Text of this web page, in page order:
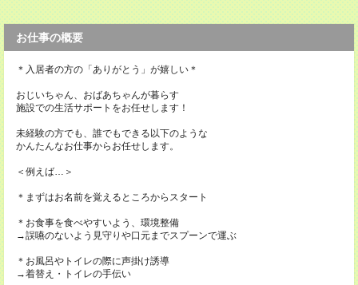
お仕事の概要
＊入居者の方の「ありがとう」が嬉しい＊
おじいちゃん、おばあちゃんが暮らす
施設での生活サポートをお任せします！
未経験の方でも、誰でもできる以下のような
かんたんなお仕事からお任せします。
＜例えば…＞
＊まずはお名前を覚えるところからスタート
＊お食事を食べやすいよう、環境整備
→誤嚥のないよう見守りや口元までスプーンで運ぶ
＊お風呂やトイレの際に声掛け誘導
→着替え・トイレの手伝い